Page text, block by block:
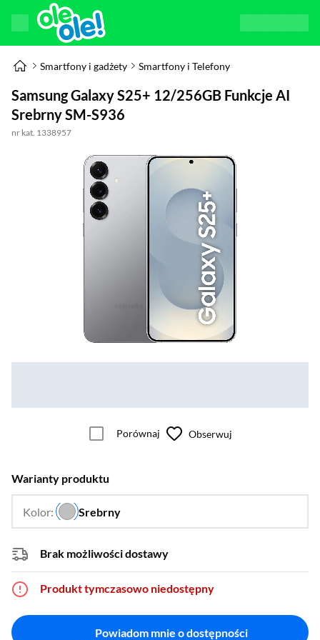
Smartfony i gadżety Smartfony i Telefony
Samsung Galaxy S25+ 12/256GB Funkcje AI
Srebrny SM-S936
nr kat. 1338957
Porównaj Obserwuj
Warianty produktu
Kolor: Srebrny
…
Brak możliwości dostawy
Produkt tymczasowo niedostępny
Powiadom mnie o dostępności